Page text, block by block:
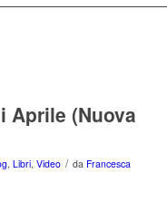
Aprile (Nuova
, Libri, Video / da Francesca